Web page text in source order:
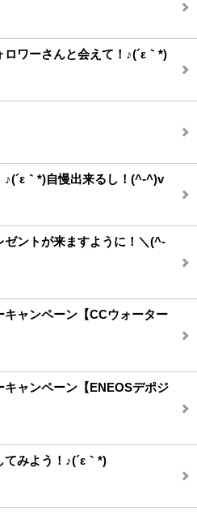
ワーさんと会えて！♪(´ε｀*)
♪(´ε｀*)自慢出来るし！(^-^)v
ゼントが来ますように！＼(^-
キャンペーン【CCウォーター
キャンペーン【ENEOSデポジ
みよう！♪(´ε｀*)